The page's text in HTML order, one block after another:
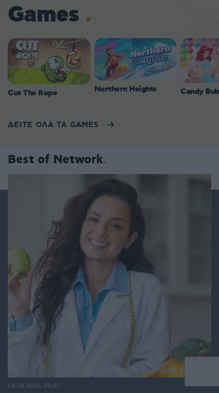
Games
Cut The Rope Northern Heights Candy
ΔΕΙΤΕ ΟΛΑ ΤΑ GAMES
Best of Network
06.08.2026, 08:01